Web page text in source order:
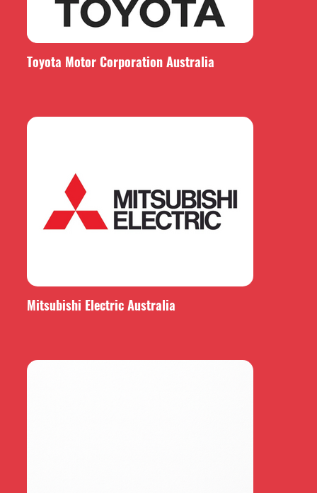
Toyota Motor Corporation Australia
Mitsubishi Electric Australia